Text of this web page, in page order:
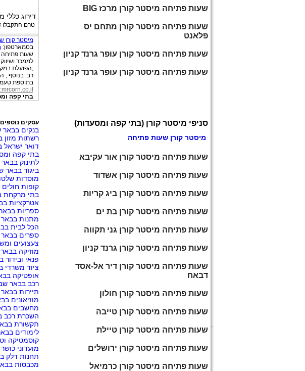
דירוג כללי
טרם התקבלו
מיסטר קורן
בסמארטפון:
לממכר
רב. בנוסף ,
בתוספת
בתי קפה
עסקים
בנקים בבאר
רשתות מזון
דואר
בתי קפה
לתינוק
ביגוד בבאר
מוסדות
קופות
בתי מרקחת
אטרקציות
ספריות
מתנות
הכל לבית
ספרים
צעצועים
מוזיקה
פנאי
ציוד משרדי
אופטיקה
רכב בבאר
תיירות
מוזיאונים
מחשבים
השכרת רכב
תקשורת
לימודים
קוסמטיקה
מועדוני
תחנות דלק
מכבסות
שעות פתיחה מיסטר קורן מרכז BIG
שעות פתיחה מיסטר קורן מתחם יס
פלאנט
שעות פתיחה מיסטר קורן עופר גרנד קניון
שעות פתיחה מיסטר קורן עופר גרנד קניון
סניפי מיסטר קורן (בתי קפה ומסעדות)
מיסטר קורן שעות פתיחה
שעות פתיחה מיסטר קורן אור עקיבא
שעות פתיחה מיסטר קורן אשדוד
שעות פתיחה מיסטר קורן ביג קריות
שעות פתיחה מיסטר קורן בת ים
שעות פתיחה מיסטר קורן גני תקווה
שעות פתיחה מיסטר קורן גרנד קניון
שעות פתיחה מיסטר קורן דיר אל-אסד
דבאח
שעות פתיחה מיסטר קורן חולון
שעות פתיחה מיסטר קורן טייבה
שעות פתיחה מיסטר קורן טיילת
שעות פתיחה מיסטר קורן ירושלים
שעות פתיחה מיסטר קורן כרמיאל